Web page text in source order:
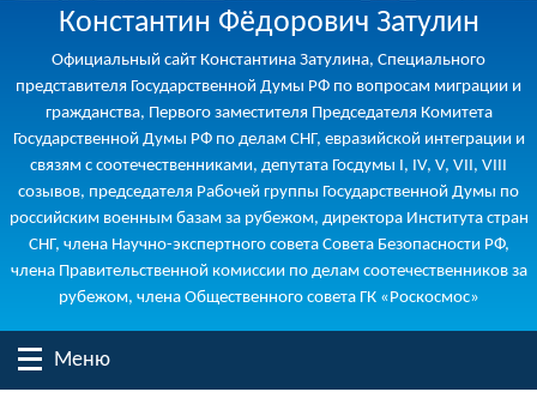
Константин Фёдорович Затулин
Официальный сайт Константина Затулина, Специального
представителя Государственной Думы РФ по вопросам миграции и
гражданства, Первого заместителя Председателя Комитета
Государственной Думы РФ по делам СНГ, евразийской интеграции и
связям с соотечественниками, депутата Госдумы I, IV, V, VII, VIII
созывов, председателя Рабочей группы Государственной Думы по
российским военным базам за рубежом, директора Института стран
СНГ, члена Научно-экспертного совета Совета Безопасности РФ,
члена Правительственной комиссии по делам соотечественников за
рубежом, члена Общественного совета ГК «Роскосмос»
Меню